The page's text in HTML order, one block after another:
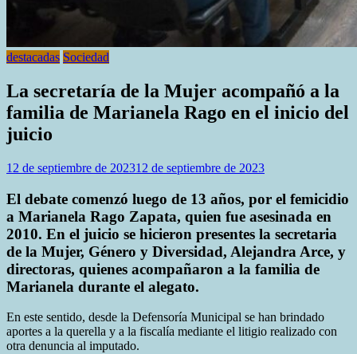
destacadas Sociedad
La secretaría de la Mujer acompañó a la
familia de Marianela Rago en el inicio del
juicio
12 de septiembre de 202312 de septiembre de 2023
El debate comenzó luego de 13 años, por el femicidio
a Marianela Rago Zapata, quien fue asesinada en
2010. En el juicio se hicieron presentes la secretaria
de la Mujer, Género y Diversidad, Alejandra Arce, y
directoras, quienes acompañaron a la familia de
Marianela durante el alegato.
En este sentido, desde la Defensoría Municipal se han brindado
aportes a la querella y a la fiscalía mediante el litigio realizado con
otra denuncia al imputado.